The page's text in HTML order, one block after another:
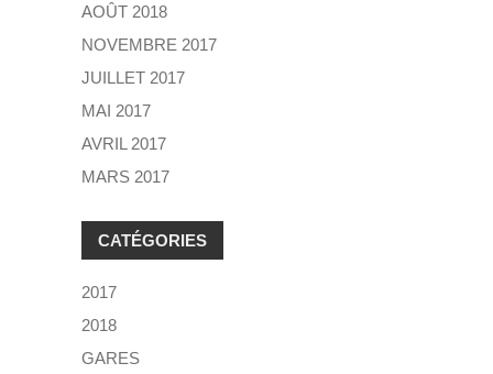
AOÛT 2018
NOVEMBRE 2017
JUILLET 2017
MAI 2017
AVRIL 2017
MARS 2017
CATÉGORIES
2017
2018
GARES